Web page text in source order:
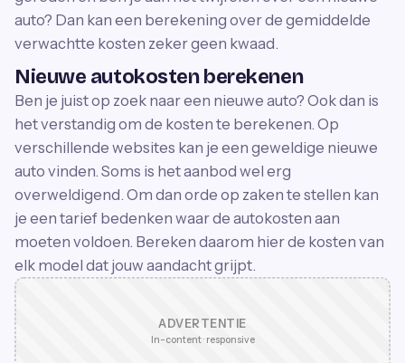
auto? Dan kan een berekening over de gemiddelde
verwachtte kosten zeker geen kwaad.
Nieuwe autokosten berekenen
Ben je juist op zoek naar een nieuwe auto? Ook dan is
het verstandig om de kosten te berekenen. Op
verschillende websites kan je een geweldige nieuwe
auto vinden. Soms is het aanbod wel erg
overweldigend. Om dan orde op zaken te stellen kan
je een tarief bedenken waar de autokosten aan
moeten voldoen. Bereken daarom hier de kosten van
elk model dat jouw aandacht grijpt.
ADVERTENTIE
In-content · responsive